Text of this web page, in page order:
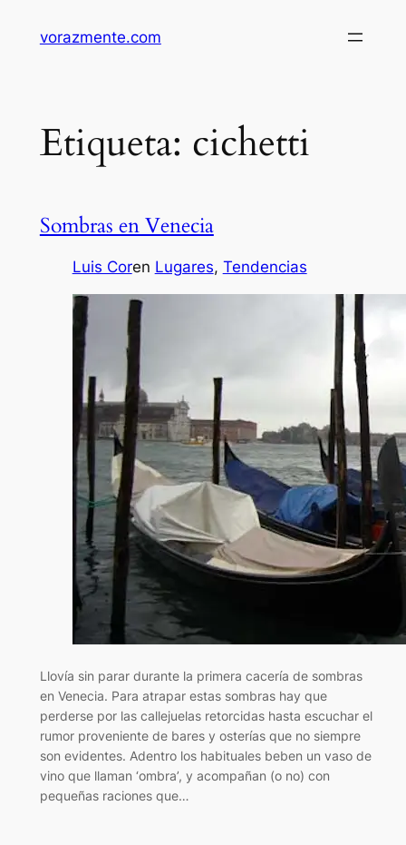
vorazmente.com
Etiqueta: cichetti
Sombras en Venecia
Luis Coren Lugares, Tendencias
Llovía sin parar durante la primera cacería de sombras
en Venecia. Para atrapar estas sombras hay que
perderse por las callejuelas retorcidas hasta escuchar el
rumor proveniente de bares y osterías que no siempre
son evidentes. Adentro los habituales beben un vaso de
vino que llaman ‘ombra’, y acompañan (o no) con
pequeñas raciones que…